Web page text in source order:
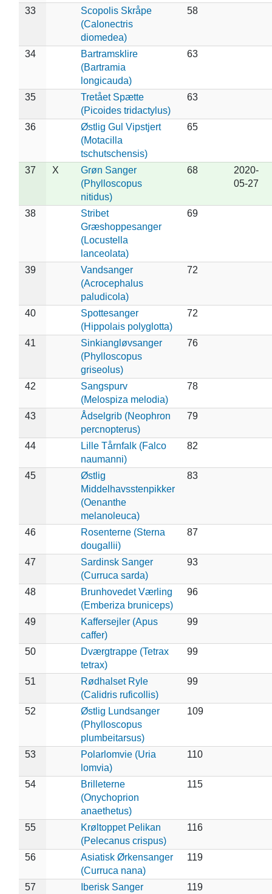
33
Scopolis Skråpe
(Calonectris
diomedea)
58
34
Bartramsklire
(Bartramia
longicauda)
63
35
Tretået Spætte
(Picoides tridactylus)
63
36
Østlig Gul Vipstjert
(Motacilla
tschutschensis)
65
37 X
Grøn Sanger
(Phylloscopus
nitidus)
68
2020-
05-27
38
Stribet
Græshoppesanger
(Locustella
lanceolata)
69
39
Vandsanger
(Acrocephalus
paludicola)
72
40
Spottesanger
(Hippolais polyglotta)
72
41
Sinkiangløvsanger
(Phylloscopus
griseolus)
76
42
Sangspurv
(Melospiza melodia)
78
43
Ådselgrib (Neophron
percnopterus)
79
44
Lille Tårnfalk (Falco
naumanni)
82
45
Østlig
Middelhavsstenpikker
(Oenanthe
melanoleuca)
83
46
Rosenterne (Sterna
dougallii)
87
47
Sardinsk Sanger
(Curruca sarda)
93
48
Brunhovedet Værling
(Emberiza bruniceps)
96
49
Kaffersejler (Apus
caffer)
99
50
Dværgtrappe (Tetrax
tetrax)
99
51
Rødhalset Ryle
(Calidris ruficollis)
99
52
Østlig Lundsanger
(Phylloscopus
plumbeitarsus)
109
53
Polarlomvie (Uria
lomvia)
110
54
Brilleterne
(Onychoprion
anaethetus)
115
55
Krøltoppet Pelikan
(Pelecanus crispus)
116
56
Asiatisk Ørkensanger
(Curruca nana)
119
57
Iberisk Sanger
119